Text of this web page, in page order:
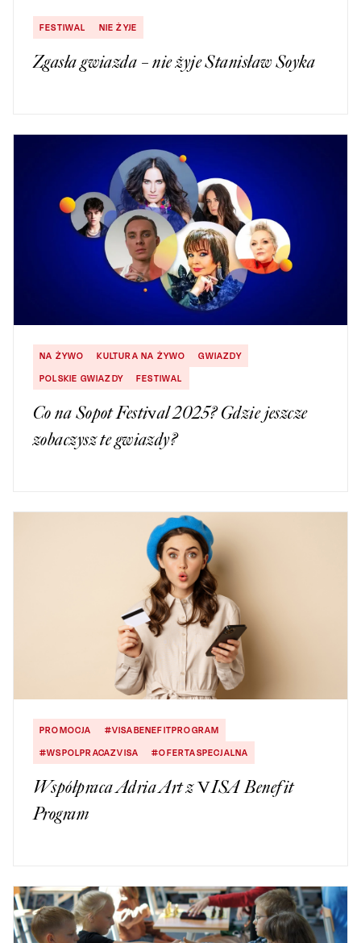
FESTIWAL NIE ŻYJE
Zgasła gwiazda – nie żyje Stanisław Soyka
NA ŻYWO KULTURA NA ŻYWO
GWIAZDY
POLSKIE GWIAZDY
FESTIWAL
Co na Sopot Festival 2025? Gdzie jeszcze
zobaczysz te gwiazdy?
PROMOCJA
#VISABENEFITPROGRAM
#WSPOLPRACAZVISA
#OFERTASPECJALNA
Współpraca Adria Art z VISA Benefit
Program